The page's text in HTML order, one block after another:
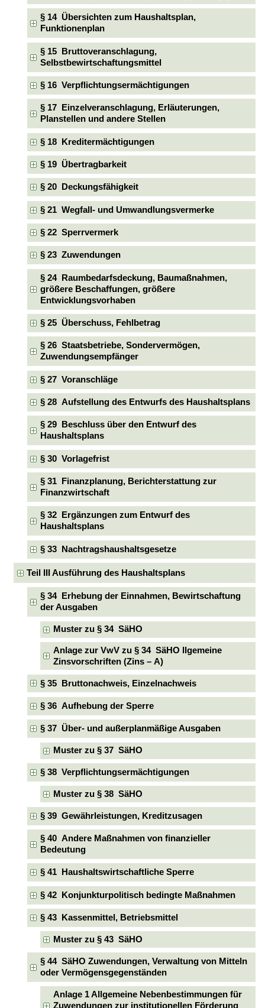
§ 14 Übersichten zum Haushaltsplan,
Funktionenplan
§ 15 Bruttoveranschlagung,
Selbstbewirtschaftungsmittel
§ 16 Verpflichtungsermächtigungen
§ 17 Einzelveranschlagung, Erläuterungen,
Planstellen und andere Stellen
§ 18 Kreditermächtigungen
§ 19 Übertragbarkeit
§ 20 Deckungsfähigkeit
§ 21 Wegfall- und Umwandlungsvermerke
§ 22 Sperrvermerk
§ 23 Zuwendungen
§ 24 Raumbedarfsdeckung, Baumaßnahmen,
größere Beschaffungen, größere
Entwicklungsvorhaben
§ 25 Überschuss, Fehlbetrag
§ 26 Staatsbetriebe, Sondervermögen,
Zuwendungsempfänger
§ 27 Voranschläge
§ 28 Aufstellung des Entwurfs des Haushaltsplans
§ 29 Beschluss über den Entwurf des
Haushaltsplans
§ 30 Vorlagefrist
§ 31 Finanzplanung, Berichterstattung zur
Finanzwirtschaft
§ 32 Ergänzungen zum Entwurf des
Haushaltsplans
§ 33 Nachtragshaushaltsgesetze
Teil III Ausführung des Haushaltsplans
§ 34 Erhebung der Einnahmen, Bewirtschaftung
der Ausgaben
Muster zu § 34 SäHO
Anlage zur VwV zu § 34 SäHO llgemeine
Zinsvorschriften (Zins – A)
§ 35 Bruttonachweis, Einzelnachweis
§ 36 Aufhebung der Sperre
§ 37 Über- und außerplanmäßige Ausgaben
Muster zu § 37 SäHO
§ 38 Verpflichtungsermächtigungen
Muster zu § 38 SäHO
§ 39 Gewährleistungen, Kreditzusagen
§ 40 Andere Maßnahmen von finanzieller
Bedeutung
§ 41 Haushaltswirtschaftliche Sperre
§ 42 Konjunkturpolitisch bedingte Maßnahmen
§ 43 Kassenmittel, Betriebsmittel
Muster zu § 43 SäHO
§ 44 SäHO Zuwendungen, Verwaltung von Mitteln
oder Vermögensgegenständen
Anlage 1 Allgemeine Nebenbestimmungen für
Zuwendungen zur institutionellen Förderung